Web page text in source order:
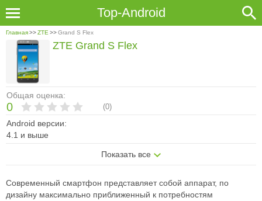
Top-Android
Главная>>ZTE >>Grand S Flex
Общая оценка:
0 (0)
Android версии:
4.1 и выше
Показать все
ZTE Grand S Flex
Современный смартфон представляет собой аппарат, по
дизайну максимально приближенный к потребностям